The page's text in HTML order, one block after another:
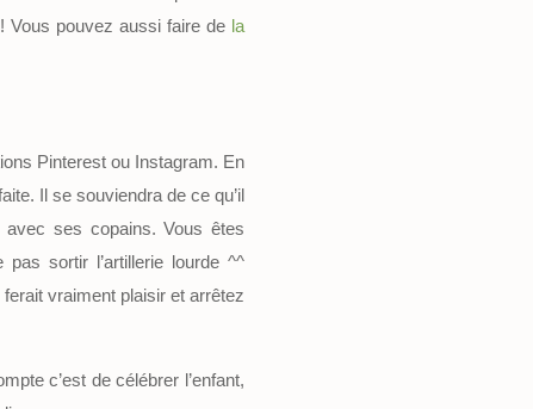
Vous pouvez aussi faire de la
Pinterest ou Instagram. En
Il se souviendra de ce qu’il
ses copains. Vous êtes
sortir l’artillerie lourde ^^
vraiment plaisir et arrêtez
c’est de célébrer l’enfant,